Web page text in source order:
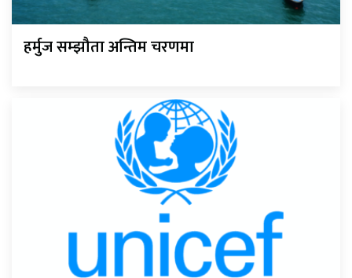
हर्मुज सम्झौता अन्तिम चरणमा